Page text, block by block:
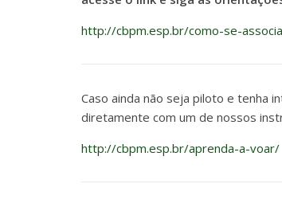
http://cbpm.esp.br/como-se-
Caso ainda não seja piloto e tenha
diretamente com um de nossos
http://cbpm.esp.br/aprenda-a-voar/